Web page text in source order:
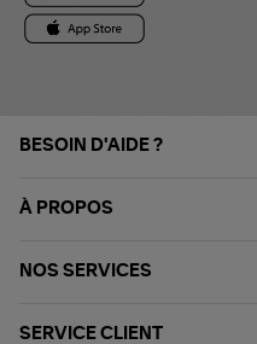
BESOIN D'AIDE ?
À PROPOS
NOS SERVICES
SERVICE CLIENT